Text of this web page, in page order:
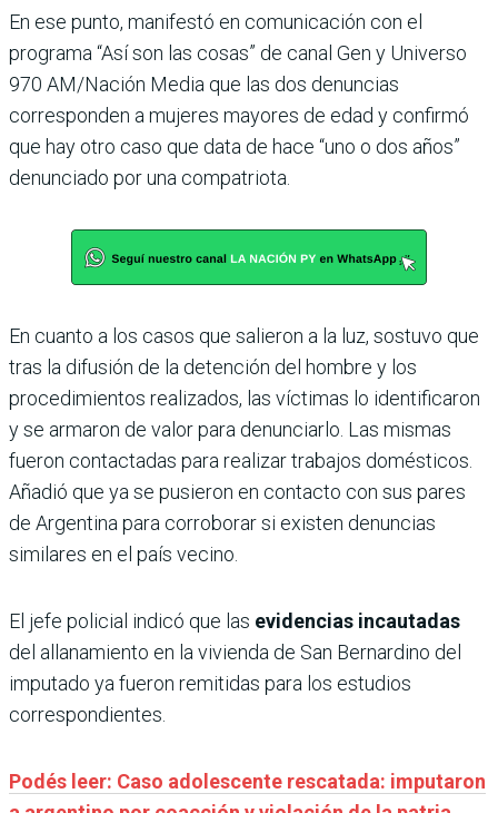
En ese punto, manifestó en comunicación con el
programa “Así son las cosas” de canal Gen y Universo
970 AM/Nación Media que las dos denuncias
corresponden a mujeres mayores de edad y confirmó
que hay otro caso que data de hace “uno o dos años”
denunciado por una compatriota.
En cuanto a los casos que salieron a la luz, sostuvo que
tras la difusión de la detención del hombre y los
procedimientos realizados, las víctimas lo identificaron
y se armaron de valor para denunciarlo. Las mismas
fueron contactadas para realizar trabajos domésticos.
Añadió que ya se pusieron en contacto con sus pares
de Argentina para corroborar si existen denuncias
similares en el país vecino.
El jefe policial indicó que las evidencias incautadas
del allanamiento en la vivienda de San Bernardino del
imputado ya fueron remitidas para los estudios
correspondientes.
Podés leer: Caso adolescente rescatada: imputaron